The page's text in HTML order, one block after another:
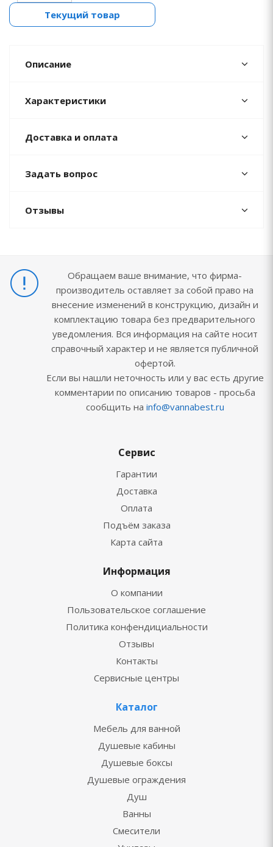
Текущий товар
Описание
Характеристики
Доставка и оплата
Задать вопрос
Отзывы
Обращаем ваше внимание, что фирма-
производитель оставляет за собой право на
внесение изменений в конструкцию, дизайн и
комплектацию товара без предварительного
уведомления. Вся информация на сайте носит
справочный характер и не является публичной
офертой.
Если вы нашли неточность или у вас есть другие
комментарии по описанию товаров - просьба
сообщить на info@vannabest.ru
Сервис
Гарантии
Доставка
Оплата
Подъём заказа
Карта сайта
Информация
О компании
Пользовательское соглашение
Политика конфендициальности
Отзывы
Контакты
Сервисные центры
Каталог
Мебель для ванной
Душевые кабины
Душевые боксы
Душевые ограждения
Душ
Ванны
Смесители